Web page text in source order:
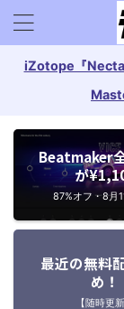
iZotope『
Beatmaker
が
87%オフ・8月
最近の無料
め！
【随時更新